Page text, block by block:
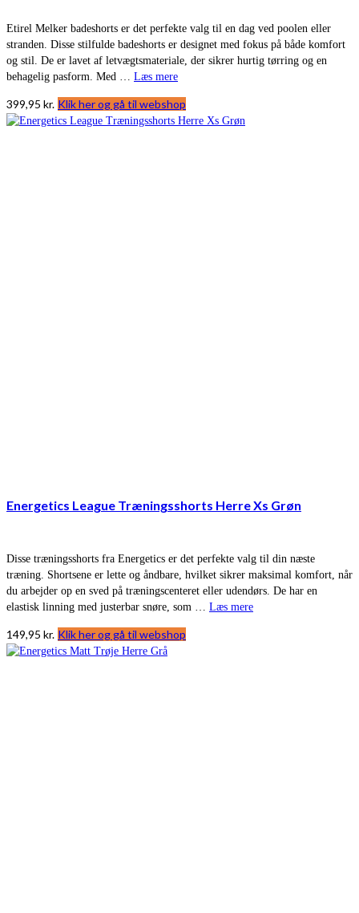
Etirel Melker badeshorts er det perfekte valg til en dag ved poolen eller
stranden. Disse stilfulde badeshorts er designet med fokus på både komfort
og stil. De er lavet af letvægtsmateriale, der sikrer hurtig tørring og en
behagelig pasform. Med … Læs mere
399,95 kr. Klik her og gå til webshop
Energetics League Træningsshorts Herre Xs Grøn
Disse træningsshorts fra Energetics er det perfekte valg til din næste
træning. Shortsene er lette og åndbare, hvilket sikrer maksimal komfort, når
du arbejder op en sved på træningscenteret eller udendørs. De har en
elastisk linning med justerbar snøre, som … Læs mere
149,95 kr. Klik her og gå til webshop